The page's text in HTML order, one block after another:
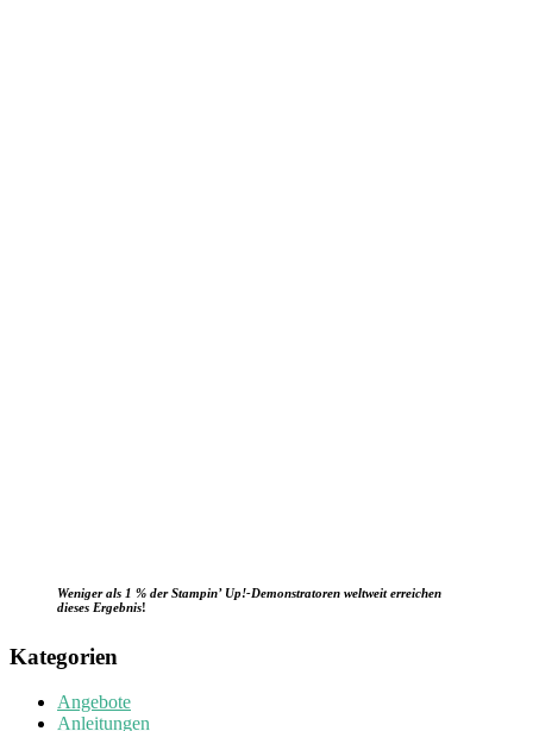
Weniger als 1 % der Stampin’ Up!-Demonstratoren weltweit erreichen
dieses Ergebnis!
Kategorien
Angebote
Anleitungen